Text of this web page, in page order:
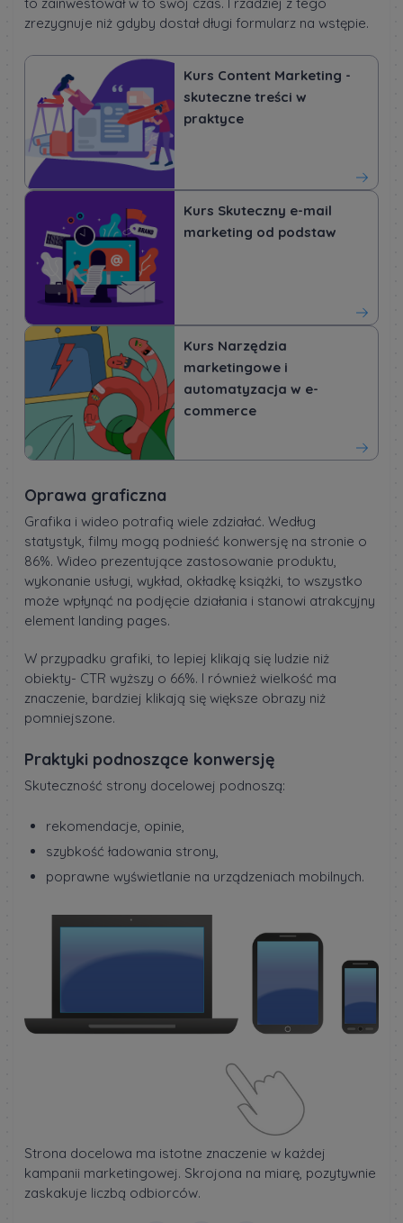
zrezygnuje niż gdyby dostał długi formularz na wstępie.
Kurs Content Marketing -
skuteczne treści w
praktyce
Kurs Skuteczny e-mail
marketing od podstaw
Kurs Narzędzia
marketingowe i
automatyzacja w e-
commerce
Oprawa graficzna
Grafika i wideo potrafią wiele zdziałać. Według
statystyk, filmy mogą podnieść konwersję na stronie o
86%. Wideo prezentujące zastosowanie produktu,
wykonanie usługi, wykład, okładkę książki, to wszystko
może wpłynąć na podjęcie działania i stanowi atrakcyjny
element landing pages.
W przypadku grafiki, to lepiej klikają się ludzie niż
obiekty- CTR wyższy o 66%. I również wielkość ma
znaczenie, bardziej klikają się większe obrazy niż
pomniejszone.
Praktyki podnoszące konwersję
Skuteczność strony docelowej podnoszą:
rekomendacje, opinie,
szybkość ładowania strony,
poprawne wyświetlanie na urządzeniach mobilnych.
Strona docelowa ma istotne znaczenie w każdej
kampanii marketingowej. Skrojona na miarę, pozytywnie
zaskakuje liczbą odbiorców.